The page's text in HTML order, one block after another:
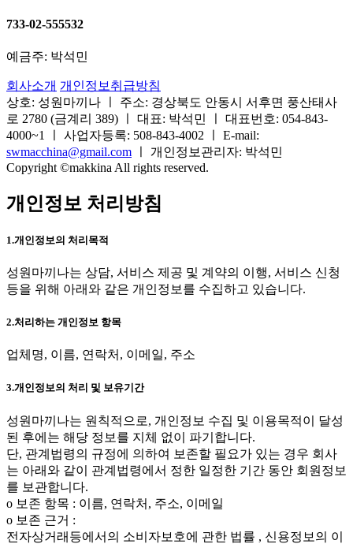
733-02-555532
예금주: 박석민
회사소개 개인정보취급방침
상호: 성원마끼나 ㅣ 주소: 경상북도 안동시 서후면 풍산태사
로 2780 (금계리 389) ㅣ 대표: 박석민 ㅣ 대표번호: 054-843-
4000~1 ㅣ 사업자등록: 508-843-4002 ㅣ E-mail:
swmacchina@gmail.com ㅣ 개인정보관리자: 박석민
Copyright ©makkina All rights reserved.
개인정보 처리방침
1.개인정보의 처리목적
성원마끼나는 상담, 서비스 제공 및 계약의 이행, 서비스 신청
등을 위해 아래와 같은 개인정보를 수집하고 있습니다.
2.처리하는 개인정보 항목
업체명, 이름, 연락처, 이메일, 주소
3.개인정보의 처리 및 보유기간
성원마끼나는 원칙적으로, 개인정보 수집 및 이용목적이 달성
된 후에는 해당 정보를 지체 없이 파기합니다.
단, 관계법령의 규정에 의하여 보존할 필요가 있는 경우 회사
는 아래와 같이 관계법령에서 정한 일정한 기간 동안 회원정보
를 보관합니다.
ο 보존 항목 : 이름, 연락처, 주소, 이메일
ο 보존 근거 :
전자상거래등에서의 소비자보호에 관한 법률 , 신용정보의 이